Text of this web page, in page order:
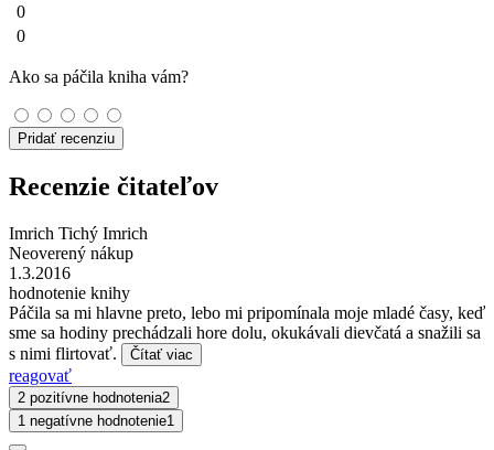
0
0
Ako sa páčila kniha vám?
Pridať recenziu
Recenzie čitateľov
Imrich Tichý Imrich
Neoverený nákup
1.3.2016
hodnotenie knihy
Páčila sa mi hlavne preto, lebo mi pripomínala moje mladé časy, keď
sme sa hodiny prechádzali hore dolu, okukávali dievčatá a snažili sa
s nimi flirtovať.
Čítať viac
reagovať
2 pozitívne hodnotenia2
1 negatívne hodnotenie1